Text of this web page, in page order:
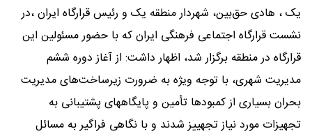
یک ، هادی حق‌بین، شهردار منطقه یک و رئیس قرارگاه ایران ،در
نشست قرارگاه اجتماعی فرهنگی ایران که با حضور مسئولین این
قرارگاه در منطقه برگزار شد، اظهار داشت: از آغاز دوره ششم
مدیریت شهری، با توجه ویژه‌ به ضرورت زیرساخت‌های مدیریت
بحران بسیاری از کمبودها تأمین و پایگاههای پشتیبانی به
تجهیزات مورد نیاز تجهییز شدند و با نگاهی فراگیر به مسائل